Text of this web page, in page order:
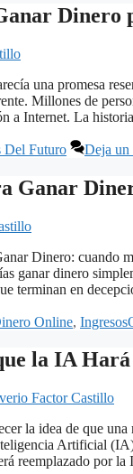
una promesa
Millones de
a Internet. La
Del Futuro Deja un
Ganar
Dinero: cuando
ganar dinero
terminan en
Online,
la IA
Factor Castillo
la idea de que
Artificial
reemplazado por